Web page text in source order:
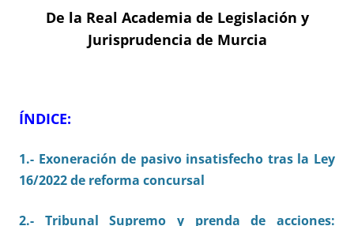
De la Real Academia de Legislación y
Jurisprudencia de Murcia
ÍNDICE:
1.- Exoneración de pasivo insatisfecho tras la Ley
16/2022 de reforma concursal
2.- Tribunal Supremo y prenda de acciones: